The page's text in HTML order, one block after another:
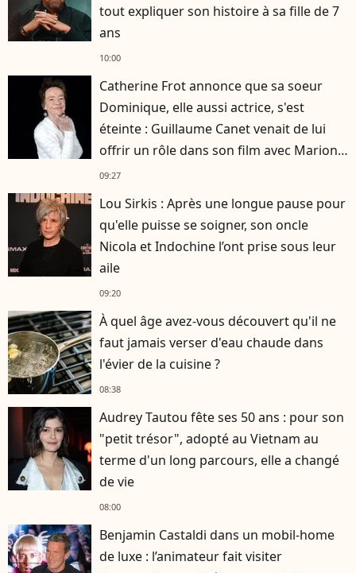
tout expliquer son histoire à sa fille de 7
ans
10:00
Catherine Frot annonce que sa soeur
Dominique, elle aussi actrice, s'est
éteinte : Guillaume Canet venait de lui
offrir un rôle dans son film avec Marion
Cotillard
09:27
Lou Sirkis : Après une longue pause pour
qu'elle puisse se soigner, son oncle
Nicola et Indochine l’ont prise sous leur
aile
09:20
À quel âge avez-vous découvert qu'il ne
faut jamais verser d'eau chaude dans
l'évier de la cuisine ?
08:38
Audrey Tautou fête ses 50 ans : pour son
"petit trésor", adopté au Vietnam au
terme d'un long parcours, elle a changé
de vie
08:00
Benjamin Castaldi dans un mobil-home
de luxe : l’animateur fait visiter